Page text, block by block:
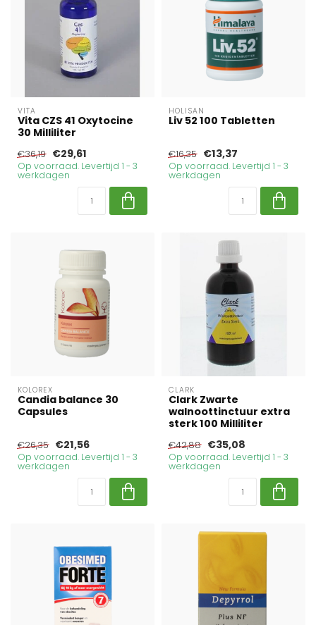
VITA
Vita CZS 41 Oxytocine
30 Milliliter
€36,19 €29,61
Op voorraad. Levertijd 1 - 3
werkdagen
HOLISAN
Liv 52 100 Tabletten
€16,35 €13,37
Op voorraad. Levertijd 1 - 3
werkdagen
KOLOREX
Candia balance 30
Capsules
€26,35 €21,56
Op voorraad. Levertijd 1 - 3
werkdagen
CLARK
Clark Zwarte
walnoottinctuur extra
sterk 100 Milliliter
€42,88 €35,08
Op voorraad. Levertijd 1 - 3
werkdagen